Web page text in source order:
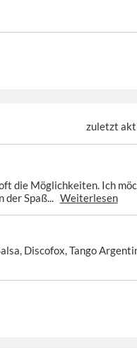
zuletzt
die Möglichkeiten. Ich
der Spaß... Weiterlesen
Discofox, Tango